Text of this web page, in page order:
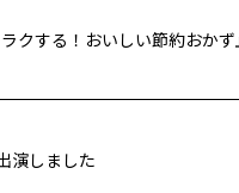
クする！おいしい節約おか
演しました